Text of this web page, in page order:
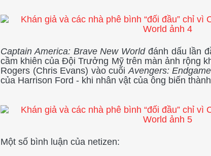
Captain America: Brave New Worldđánh dấu lần
cầm khiên của Đội Trưởng Mỹ trên màn ảnh rộng
Rogers (Chris Evans) vào cuốiAvengers: Endgame
của Harrison Ford - khi nhân vật của ông biến
Một số bình luận của netizen: